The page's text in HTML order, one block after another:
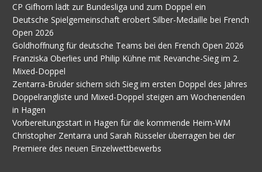
CP Gifhorn lädt zur Bundesliga und zum Doppel ein
Deutsche Spielgemeinschaft erobert Silber-Medaille bei French
Open 2026
Goldhoffnung für deutsche Teams bei den French Open 2026
Franziska Oberlies und Philip Kühne mit Revanche-Sieg im 2.
Mixed-Doppel
Zentarra-Brüder sichern sich Sieg im ersten Doppel des Jahres
Doppelrangliste und Mixed-Doppel steigen am Wochenenden
in Hagen
Vorbereitungsstart in Hagen für die kommende Heim-WM
Christopher Zentarra und Sarah Rüsseler überragen bei der
Premiere des neuen Einzelwettbewerbs